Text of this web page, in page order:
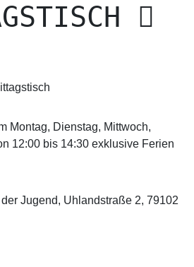
Montag, Dienstag, Mittwoch,
12:00 bis 14:30 exklusive Ferien
Jugend, Uhlandstraße 2, 79102